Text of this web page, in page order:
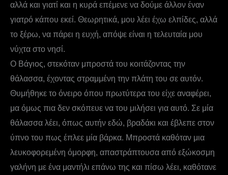
αλλά και γιατί και η κυρά επέμενε να δούμε άλλον έναν
γιατρό κάπου εκεί. Θεωρητικά, μου λέει έχω ελπίδες, αλλά
το ξέρω, να πάρει η ευχή, απόψε είναι η τελευταία μου
νύχτα στο νησί.
Ο Βάγιος, στεκόταν μπροστά του κοιτάζοντας την
θάλασσα, έχοντας στραμμένη την πλάτη του σε αυτόν.
Θυμήθηκε το όνειρο όπου πρωτύτερα του είχε αναφέρει,
μα όμως πια δεν σκόπευε να του μιλήσει για αυτό. Σε μία
θάλασσα λέει, όπως αυτήν εδώ, βραδάκι και έβλεπε στον
ύπνο του πως έπλεε μία βάρκα. Μπροστά καθόταν μια
λευκοφορεμένη όμορφη, απαστράπτουσα από εξώκοσμη
γαλήνη με ένα μαντήλι επάνω της και πίσω λέει, καθότανε